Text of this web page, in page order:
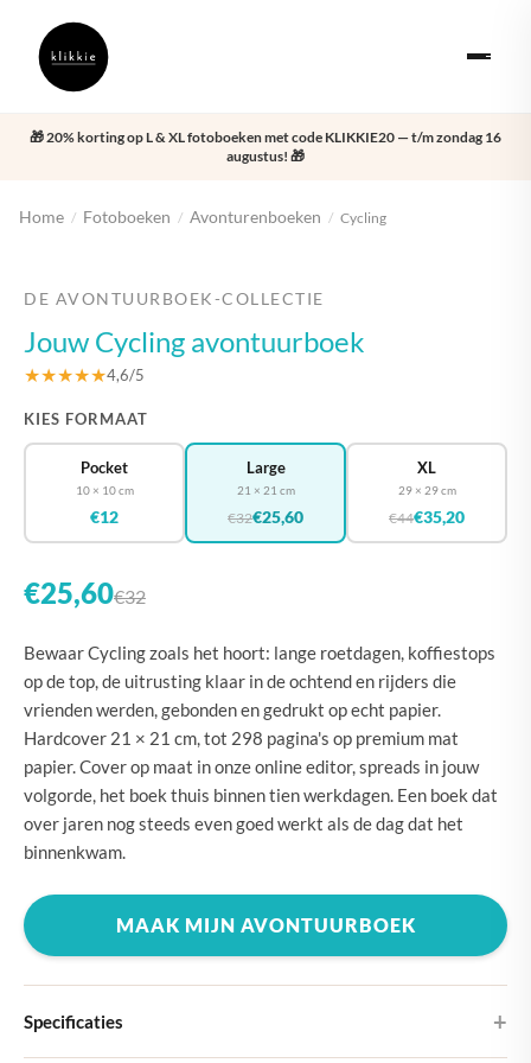
🎁 20% korting op L & XL fotoboeken met code KLIKKIE20 — t/m zondag 16
augustus! 🎁
Home / Fotoboeken / Avonturenboeken / Cycling
DE AVONTUURBOEK-COLLECTIE
Jouw Cycling avontuurboek
★★★★★4,6/5
KIES FORMAAT
Pocket
10 × 10 cm
€12
Large
21 × 21 cm
€32€25,60
XL
29 × 29 cm
€44€35,20
€25,60€32
Bewaar Cycling zoals het hoort: lange roetdagen, koffiestops
op de top, de uitrusting klaar in de ochtend en rijders die
vrienden werden, gebonden en gedrukt op echt papier.
Hardcover 21 × 21 cm, tot 298 pagina's op premium mat
papier. Cover op maat in onze online editor, spreads in jouw
volgorde, het boek thuis binnen tien werkdagen. Een boek dat
over jaren nog steeds even goed werkt als de dag dat het
binnenkwam.
MAAK MIJN AVONTUURBOEK
Specificaties